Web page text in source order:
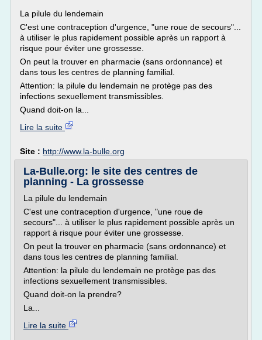
La pilule du lendemain
C'est une contraception d'urgence, "une roue de secours"...
à utiliser le plus rapidement possible après un rapport à
risque pour éviter une grossesse.
On peut la trouver en pharmacie (sans ordonnance) et
dans tous les centres de planning familial.
Attention: la pilule du lendemain ne protège pas des
infections sexuellement transmissibles.
Quand doit-on la...
Lire la suite
Site : http://www.la-bulle.org
La-Bulle.org: le site des centres de
planning - La grossesse
La pilule du lendemain
C'est une contraception d'urgence, "une roue de
secours"... à utiliser le plus rapidement possible après un
rapport à risque pour éviter une grossesse.
On peut la trouver en pharmacie (sans ordonnance) et
dans tous les centres de planning familial.
Attention: la pilule du lendemain ne protège pas des
infections sexuellement transmissibles.
Quand doit-on la prendre?
La...
Lire la suite